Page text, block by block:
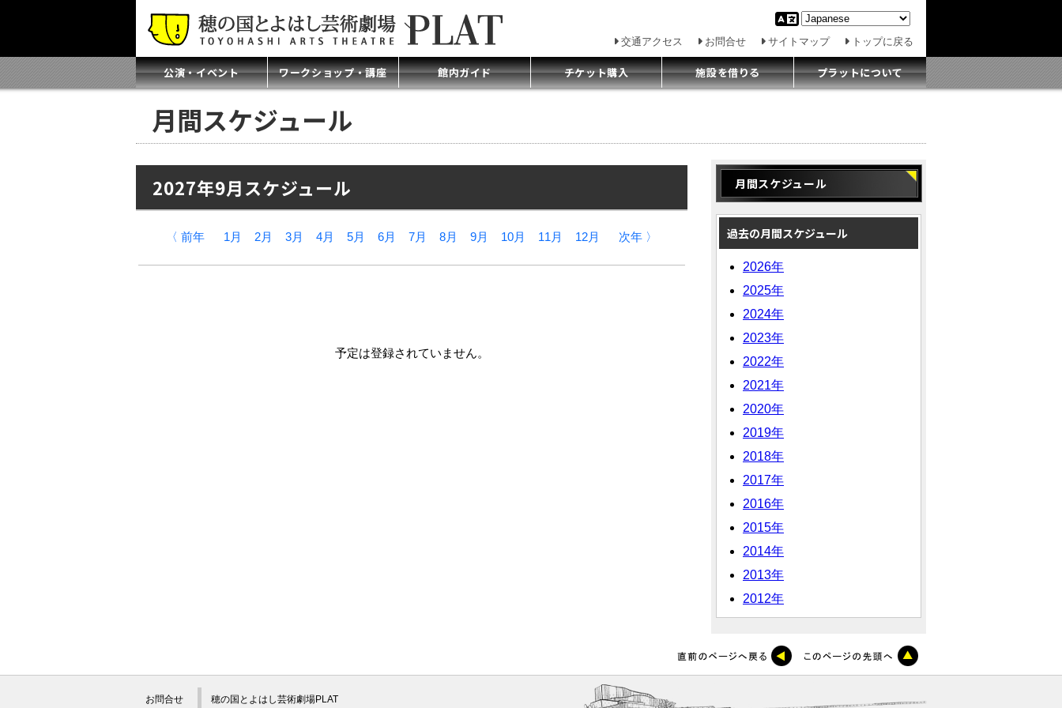
交通アクセス お問合せ サイトマップ トップに戻る
公演・イベント ワークショップ・講座 館内ガイド チケット購入 施設を借りる プラットについて
月間スケジュール
2027年9月スケジュール
〈 前年 1月 2月 3月 4月 5月 6月 7月 8月 9月 10月 11月 12月 次年 〉
予定は登録されていません。
月間スケジュール
過去の月間スケジュール
2026年
2025年
2024年
2023年
2022年
2021年
2020年
2019年
2018年
2017年
2016年
2015年
2014年
2013年
2012年
お問合せ 穂の国とよはし芸術劇場PLAT